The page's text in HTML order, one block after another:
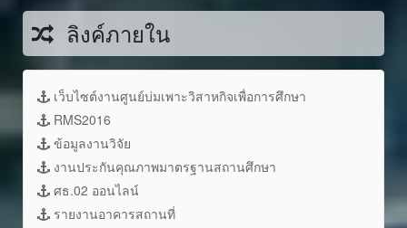
ลิงค์ภายใน
เว็บไซต์งานศูนย์บ่มเพาะวิสาหกิจเพื่อการศึกษา
RMS2016
ข้อมูลงานวิจัย
งานประกันคุณภาพมาตรฐานสถานศึกษา
ศธ.02 ออนไลน์
รายงานอาคารสถานที่